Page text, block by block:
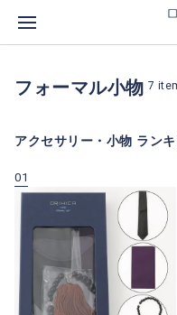
フォーマル小物 7
アクセサリー・小物 ラン
01